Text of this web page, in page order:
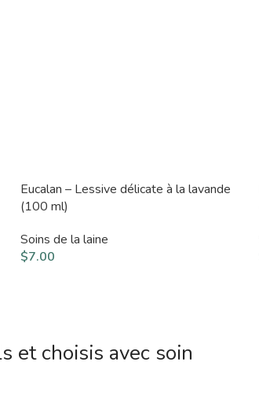
Eucalan – Lessive délicate à la lavande
(100 ml)
Soins de la laine
$7.00
et choisis avec soin